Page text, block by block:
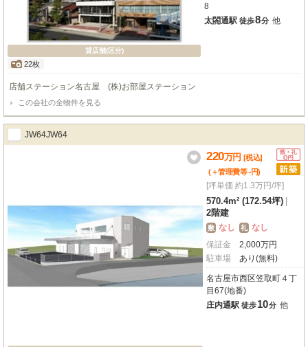
貸店舗(区分)
22枚
8
太閤通駅 徒歩8分 他
店舗ステーション名古屋 (株)お部屋ステーション
この会社の全物件を見る
JW64JW64
220万円 [税込]
(＋管理費等-円)
[坪単価 約1.3万円/坪]
570.4m² (172.54坪)
2階建
敷 なし 礼 なし
保証金
2,000万円
駐車場
あり(無料)
名古屋市西区笠取町４丁
目67(地番)
庄内通駅 徒歩10分 他